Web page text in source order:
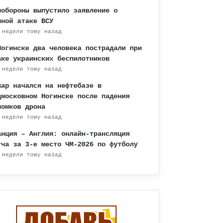
выпустило заявление о
атаке ВСУ
тому назад
два человека пострадали при
украинских беспилотников
тому назад
начался на нефтебазе в
Ногинске после падения
дрона
тому назад
– Англия: онлайн-трансляция
за 3-е место ЧМ-2026 по футболу
тому назад